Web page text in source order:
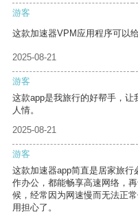
游客
这款加速器VPM应用程序可以
2025-08-21
游客
这款app是我旅行的好帮手，
人情。
2025-08-21
游客
这款加速器app简直是居家旅
作办公，都能畅享高速网络，
候，经常因为网速慢而无法正
用担心了。